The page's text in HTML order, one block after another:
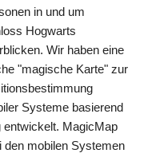
in und um
Hogwarts
Wir haben eine
"magische Karte" zur
Systeme basierend
MagicMap
den mobilen Systemen